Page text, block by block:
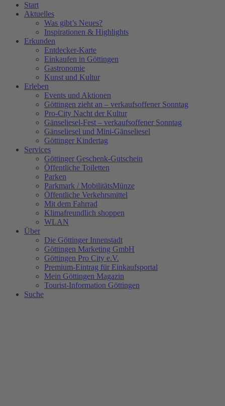
Start
Aktuelles
Was gibt’s Neues?
Inspirationen & Highlights
Erkunden
Entdecker-Karte
Einkaufen in Göttingen
Gastronomie
Kunst und Kultur
Erleben
Events und Aktionen
Göttingen zieht an – verkaufsoffener Sonntag
Pro-City Nacht der Kultur
Gänseliesel-Fest – verkaufsoffener Sonntag
Gänseliesel und Mini-Gänseliesel
Göttinger Kindertag
Services
Göttinger Geschenk-Gutschein
Öffentliche Toiletten
Parken
Parkmark / MobilitätsMünze
Öffentliche Verkehrsmittel
Mit dem Fahrrad
Klimafreundlich shoppen
WLAN
Über
Die Göttinger Innenstadt
Göttingen Marketing GmbH
Göttingen Pro City e.V.
Premium-Eintrag für Einkaufsportal
Mein Göttingen Magazin
Tourist-Information Göttingen
Suche